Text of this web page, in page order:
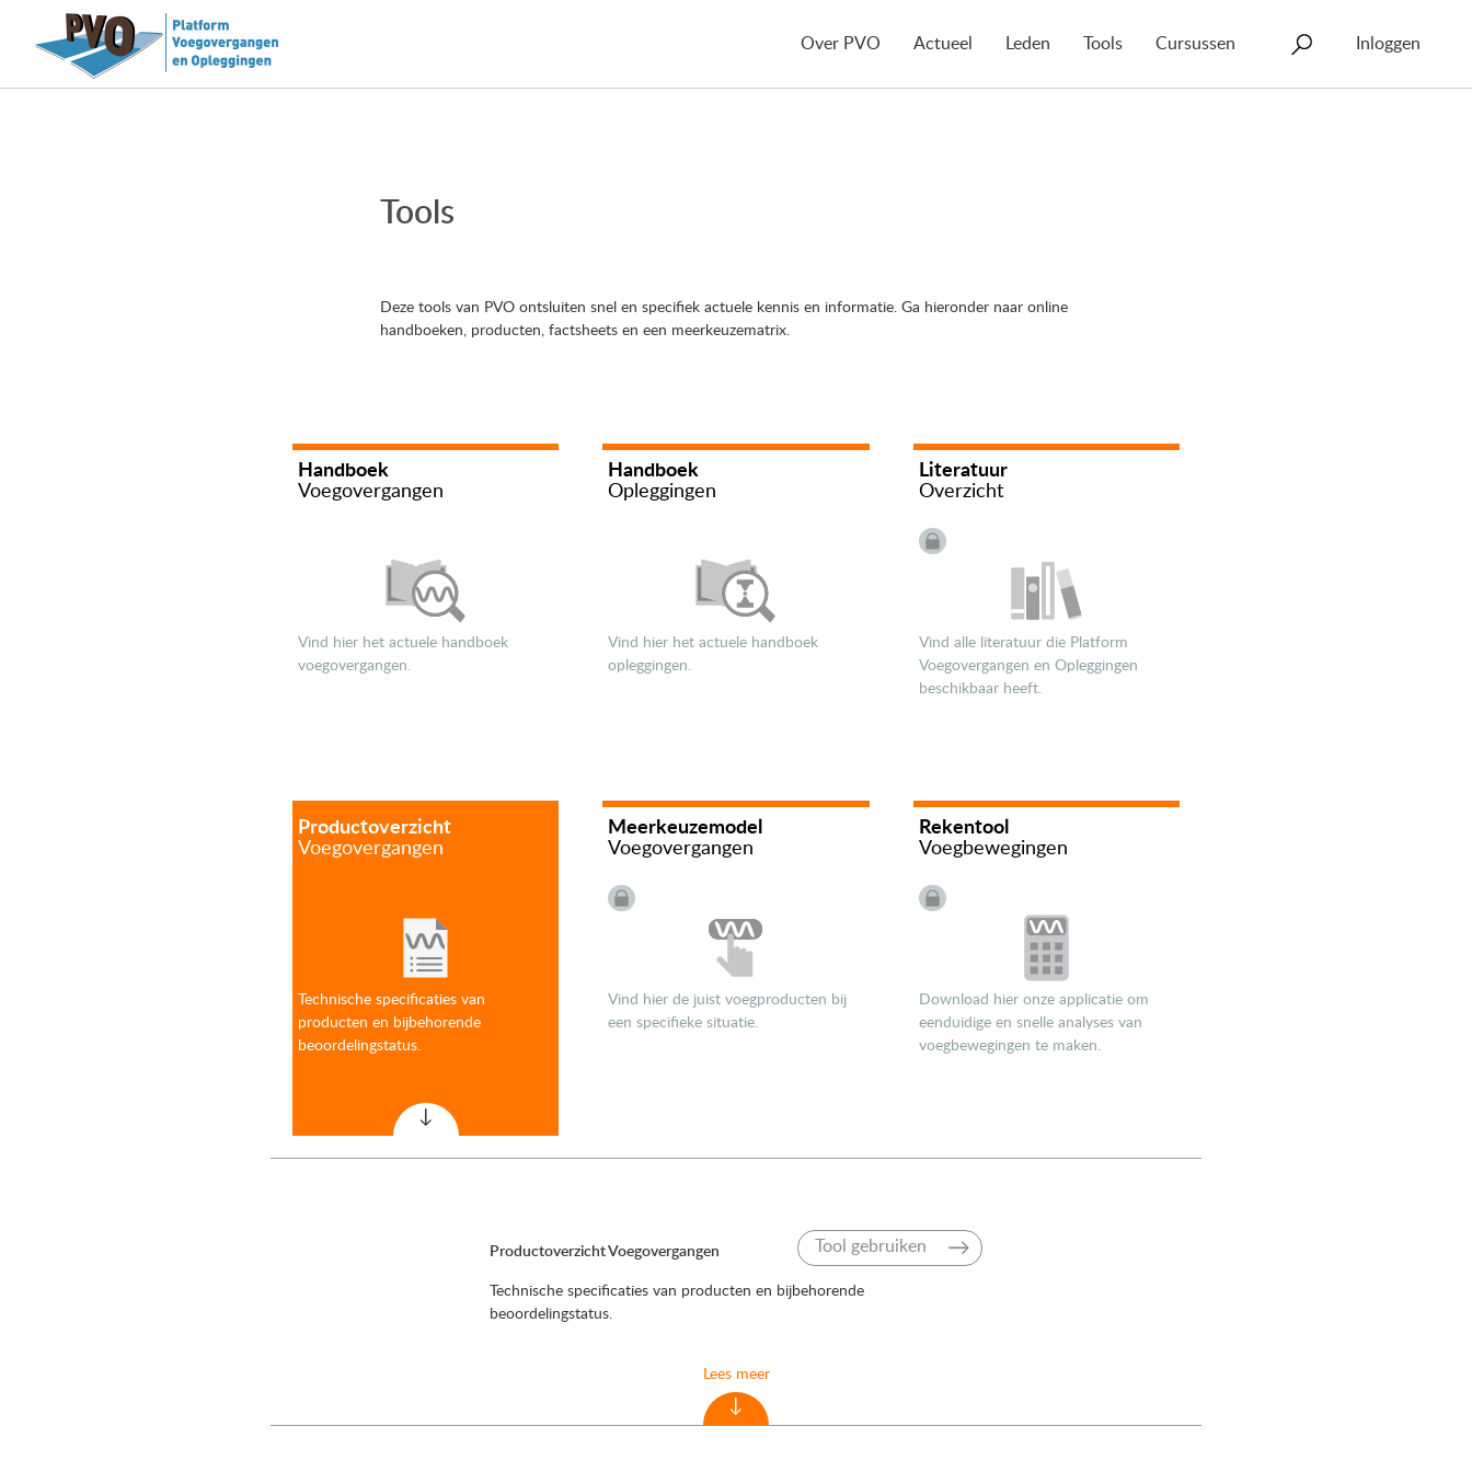
Over PVO Actueel Leden Tools Cursussen Inloggen
Tools
Deze tools van PVO ontsluiten snel en specifiek actuele kennis en informatie. Ga hieronder naar online
handboeken, producten, factsheets en een meerkeuzematrix.
Handboek
Voeg­overgangen
Vind hier het actuele handboek
voegovergangen.
Handboek
Opleggingen
Vind hier het actuele handboek
opleggingen.
Literatuur
Overzicht
Vind alle literatuur die Platform
Voegovergangen en Opleggingen
beschikbaar heeft.
Product­overzicht
Voeg­overgangen
Technische specificaties van
producten en bijbehorende
beoordelingstatus.
Meerkeuze­model
Voeg­overgangen
Vind hier de juist voegproducten bij
een specifieke situatie.
Rekentool
Voeg­bewegingen
Download hier onze applicatie om
eenduidige en snelle analyses van
voegbewegingen te maken.
Product­overzicht Voeg­overgangen Tool gebruiken
Technische specificaties van producten en bijbehorende
beoordelingstatus.
Lees meer